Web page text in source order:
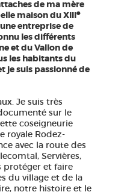
de ma mère
maison du XIIIe
entreprise de
les différents
et du Vallon de
les habitants du
je suis passionné de
Je suis très
sur le
coseigneurie
royale Rodez-
avec la route des
Servières,
protéger et faire
du village et de la
notre histoire et le